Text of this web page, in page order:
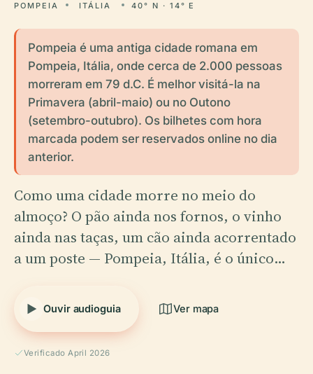
POMPEIA ITÁLIA 40° N · 14° E
Pompeia é uma antiga cidade romana em
Pompeia, Itália, onde cerca de 2.000 pessoas
morreram em 79 d.C. É melhor visitá-la na
Primavera (abril-maio) ou no Outono
(setembro-outubro). Os bilhetes com hora
marcada podem ser reservados online no dia
anterior.
Como uma cidade morre no meio do
almoço? O pão ainda nos fornos, o vinho
ainda nas taças, um cão ainda acorrentado
a um poste — Pompeia, Itália, é o único…
Ouvir audioguia Ver mapa
Verificado April 2026